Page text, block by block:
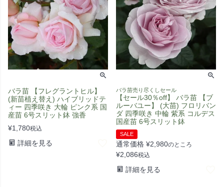
バラ苗 【フレグラントヒル】
(新苗植え替え) ハイブリッドテ
ィー 四季咲き 大輪 ピンク系 国
産苗 6号スリット鉢 強香
¥1,780税込
詳細を見る
バラ苗売り尽くしセール
【セール30％off】 バラ苗 【ブ
ルーバユー】 (大苗) フロリバン
ダ 四季咲き 中輪 紫系 コルデス
国産苗 6号スリット鉢
SALE
通常価格 ¥2,980のところ
¥2,086税込
詳細を見る